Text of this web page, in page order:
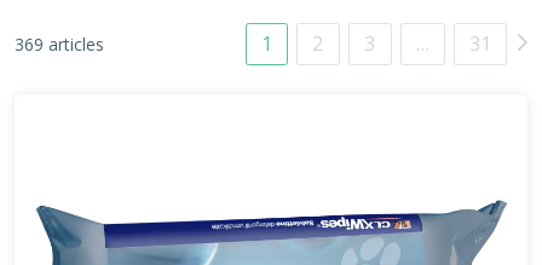
369 articles 1 2 3 … 31